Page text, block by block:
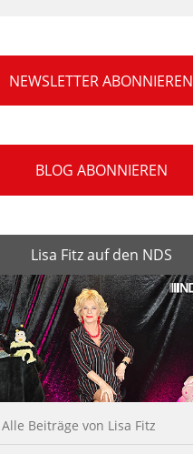
NEWSLETTER ABONNIEREN
BLOG ABONNIEREN
Lisa Fitz auf den NDS
Alle Beiträge von Lisa Fitz